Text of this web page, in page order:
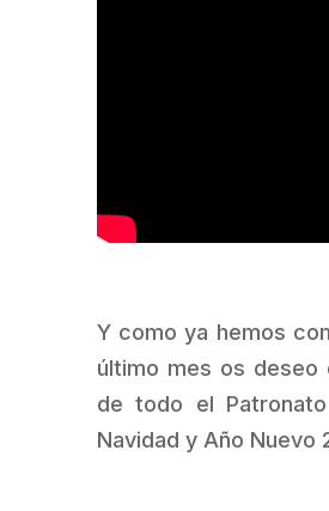
Y como ya hemos
último mes os deseo
de todo el
Navidad y Año Nuevo